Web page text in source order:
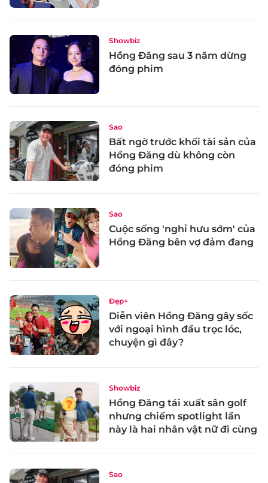
Showbiz
Hồng Đăng sau 3 năm dừng
đóng phim
Sao
Bất ngờ trước khối tài sản của
Hồng Đăng dù không còn
đóng phim
Sao
Cuộc sống 'nghỉ hưu sớm' của
Hồng Đăng bên vợ đảm đang
Đẹp+
Diễn viên Hồng Đăng gây sốc
với ngoại hình đầu trọc lóc,
chuyện gì đây?
Showbiz
Hồng Đăng tái xuất sân golf
nhưng chiếm spotlight lần
này là hai nhân vật nữ đi cùng
Sao